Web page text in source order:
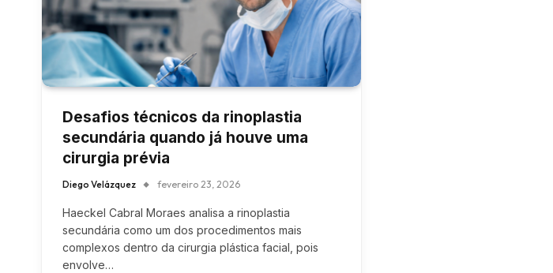
Desafios técnicos da rinoplastia
secundária quando já houve uma
cirurgia prévia
Diego Velázquez fevereiro 23, 2026
Haeckel Cabral Moraes analisa a rinoplastia
secundária como um dos procedimentos mais
complexos dentro da cirurgia plástica facial, pois
envolve…